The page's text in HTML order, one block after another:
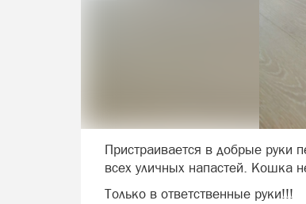
Пристраивается в добрые руки
всех уличных напастей. Кошка
Только в ответственные руки!!!